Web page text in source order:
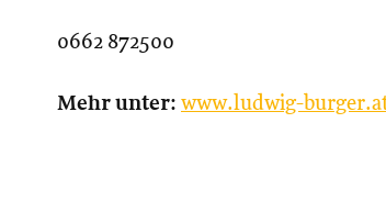
0662 872500
Mehr unter: www.ludwig-